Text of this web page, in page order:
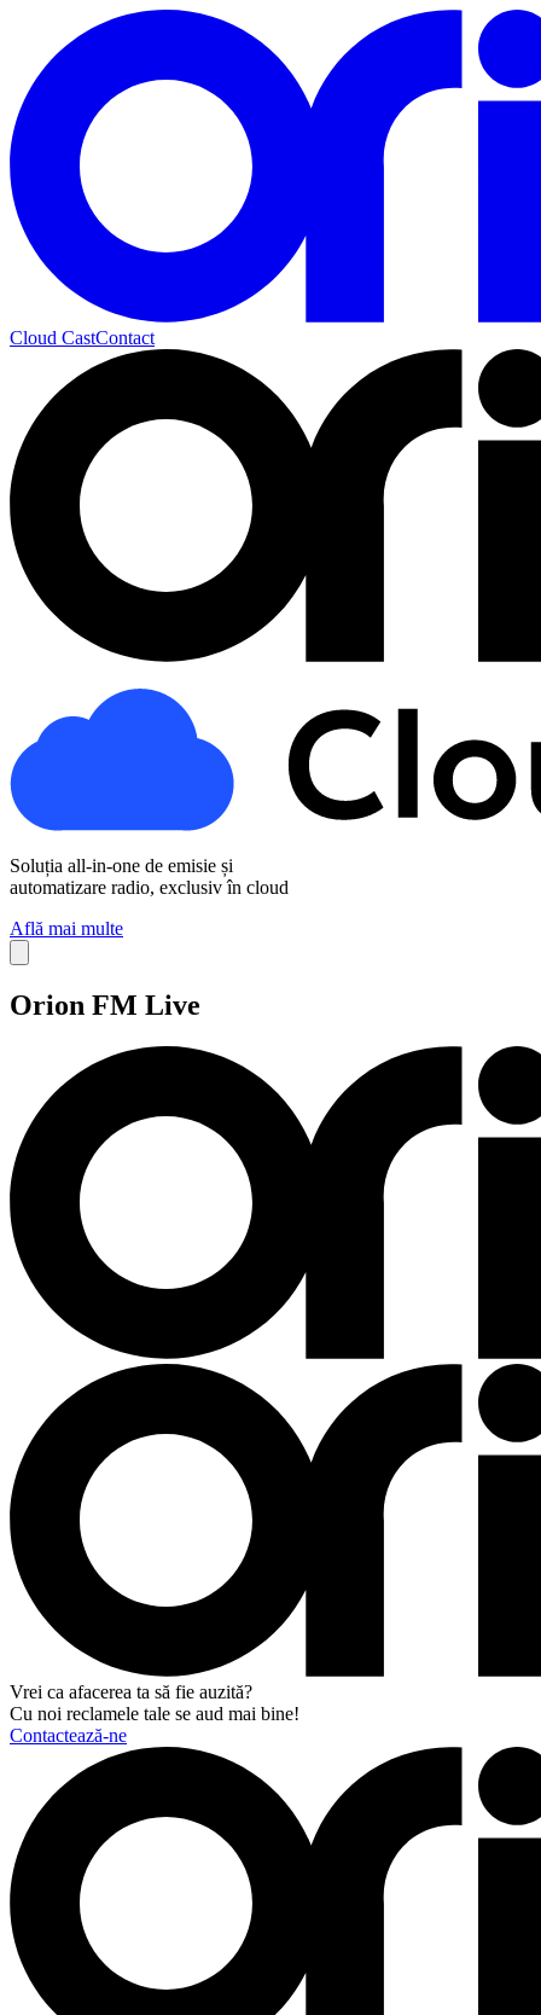
Cloud CastContact
Soluția all-in-one de emisie și
automatizare radio, exclusiv în cloud
Află mai multe
Orion FM Live
Vrei ca afacerea ta să fie auzită?
Cu noi reclamele tale se aud mai bine!
Contactează-ne